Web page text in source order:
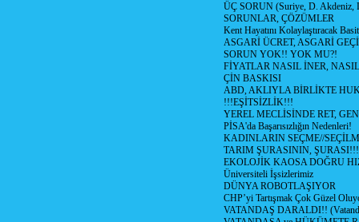
ÜÇ SORUN (Suriye, D. Akdeniz,
SORUNLAR, ÇÖZÜMLER
Kent Hayatını Kolaylaştıracak
ASGARİ ÜCRET, ASGARİ
SORUN YOK!! YOK MU?!
FİYATLAR NASIL İNER,
ÇİN BASKISI
ABD, AKLIYLA BİRLİKTE
!!!EŞİTSİZLİK!!!
YEREL MECLİSİNDE RET,
PİSA'da Başarısızlığın Nedenleri!
KADINLARIN SEÇME//
TARIM ŞURASININ, ŞURASI!!!
EKOLOJİK KAOSA DOĞRU
Üniversiteli İşsizlerimiz
DÜNYA ROBOTLAŞIYOR
CHP’yi Tartışmak Çok Güzel
VATANDAŞ DARALDI!!